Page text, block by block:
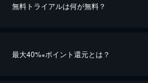
無料トライアルは何が無料？
最大40%※ポイント還元とは？